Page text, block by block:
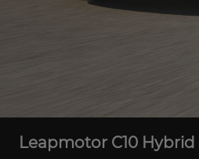
Leapmotor C10 Hybrid